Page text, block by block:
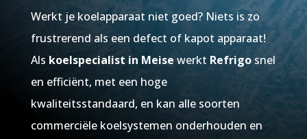
Werkt je koelapparaat niet goed? Niets is zo
frustrerend als een defect of kapot apparaat!
Als koelspecialist in Meise werkt Refrigosnel
en efficiënt, met een hoge
kwaliteitsstandaard, en kan alle soorten
commerciële koelsystemen onderhouden en